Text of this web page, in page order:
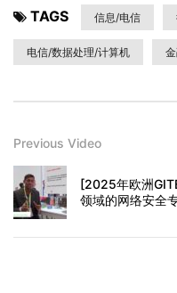
TAGS 信息/电信
电信/数据处理/计算机
Previous Video
[2025年欧洲
领域的网络安全